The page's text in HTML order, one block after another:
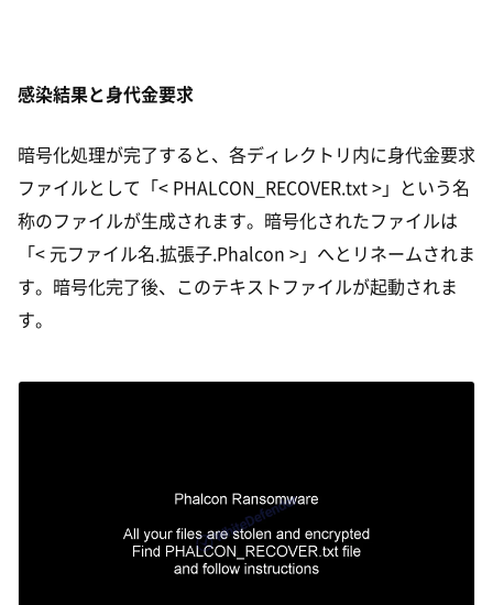
感染結果と身代金要求
暗号化処理が完了すると、各ディレクトリ内に身代金要求
ファイルとして「< PHALCON_RECOVER.txt >」という名
称のファイルが生成されます。暗号化されたファイルは
「< 元ファイル名.拡張子.Phalcon >」へとリネームされま
す。暗号化完了後、このテキストファイルが起動されま
す。